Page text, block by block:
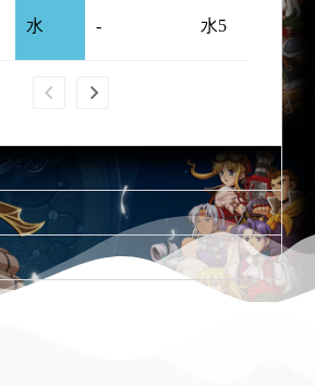
水 - 水5